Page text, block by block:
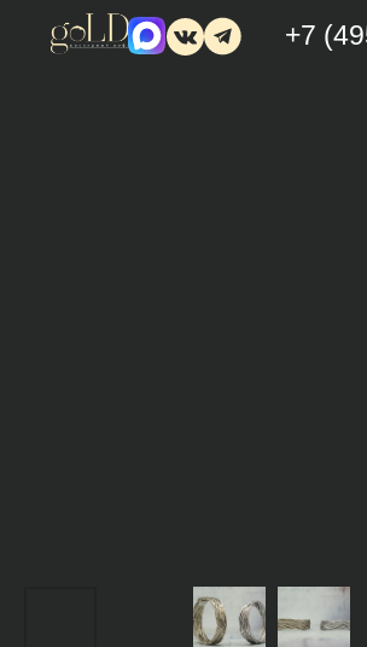
+7